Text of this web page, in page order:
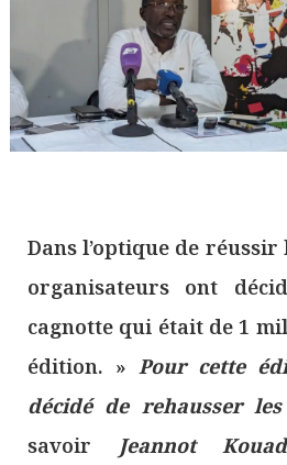
Dans l’optique de
organisateurs ont
cagnotte qui était de 1
édition. » Pour cette
décidé de rehausser
savoir
Jeannot